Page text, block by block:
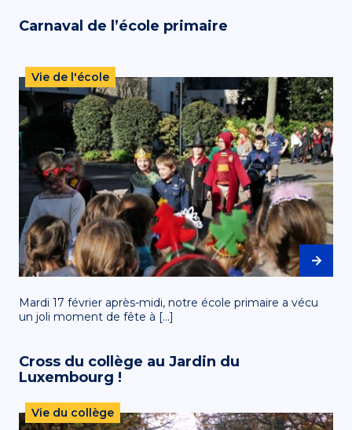
Carnaval de l’école primaire
Vie de l'école
Mardi 17 février après-midi, notre école primaire a vécu
un joli moment de fête à […]
Cross du collège au Jardin du
Luxembourg !
Vie du collège